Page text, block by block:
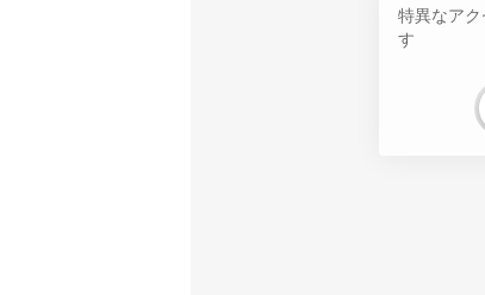
特異なア
す